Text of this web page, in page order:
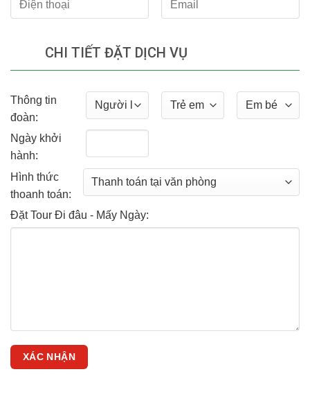
CHI TIẾT ĐẶT DỊCH VỤ
Thông tin
đoàn:
Ngày khởi
hành:
Hình thức
thoanh toán:
Đặt Tour Đi đâu - Mấy Ngày: